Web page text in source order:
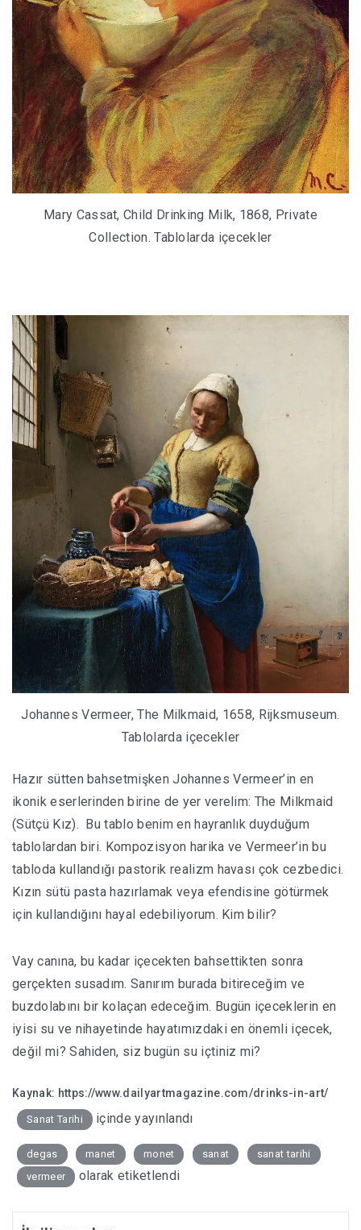
Mary Cassat, Child Drinking Milk, 1868, Private
Collection. Tablolarda içecekler
Johannes Vermeer, The Milkmaid, 1658, Rijksmuseum.
Tablolarda içecekler
Hazır sütten bahsetmişken Johannes Vermeer’in en
ikonik eserlerinden birine de yer verelim: The Milkmaid
(Sütçü Kız). Bu tablo benim en hayranlık duyduğum
tablolardan biri. Kompozisyon harika ve Vermeer’in bu
tabloda kullandığı pastorik realizm havası çok cezbedici.
Kızın sütü pasta hazırlamak veya efendisine götürmek
için kullandığını hayal edebiliyorum. Kim bilir?
Vay canına, bu kadar içecekten bahsettikten sonra
gerçekten susadım. Sanırım burada bitireceğim ve
buzdolabını bir kolaçan edeceğim. Bugün içeceklerin en
iyisi su ve nihayetinde hayatımızdaki en önemli içecek,
değil mi? Sahiden, siz bugün su içtiniz mi?
Kaynak: https://www.dailyartmagazine.com/drinks-in-art/
Sanat Tarihi içinde yayınlandı
degas manet monet sanat
sanat tarihi
vermeer
olarak etiketlendi